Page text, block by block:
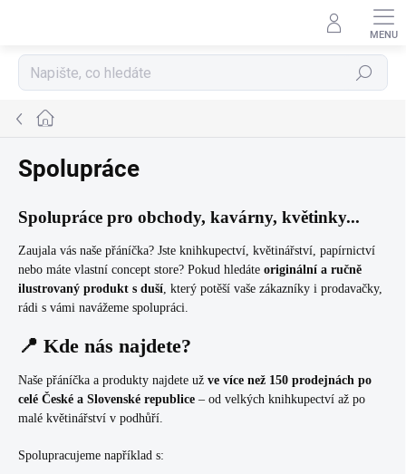
Hledat
Domů
Spolupráce
Spolupráce pro obchody, kavárny, květinky...
Zaujala vás naše přáníčka? Jste knihkupectví, květinářství, papírnictví
nebo máte vlastní concept store? Pokud hledáte originální a ručně
ilustrovaný produkt s duší, který potěší vaše zákazníky i prodavačky,
rádi s vámi navážeme spolupráci.
📍 Kde nás najdete?
Naše přáníčka a produkty najdete už ve více než 150 prodejnách po
celé České a Slovenské republice – od velkých knihkupectví až po
malé květinářství v podhůří.
Spolupracujeme například s: